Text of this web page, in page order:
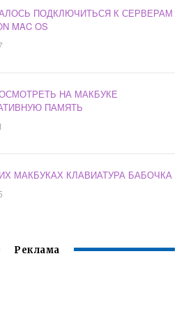
ПОДКЛЮЧИТЬСЯ К СЕРВЕРАМ
MAC OS
НА МАКБУКЕ
ПАМЯТЬ
МАКБУКАХ КЛАВИАТУРА БАБОЧКА
Реклама